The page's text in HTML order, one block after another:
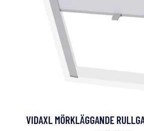
VIDAXL MÖRKLÄGGANDE